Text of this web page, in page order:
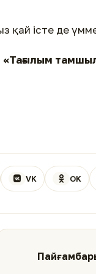
істе де
«Тағылым
VK OK